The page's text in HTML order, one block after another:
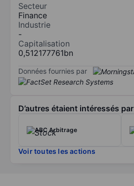
Secteur
Finance
Industrie
-
Capitalisation
0,512177761bn
Données fournies par
D’autres étaient intéressés par
ABC Arbitrage
Voir toutes les actions